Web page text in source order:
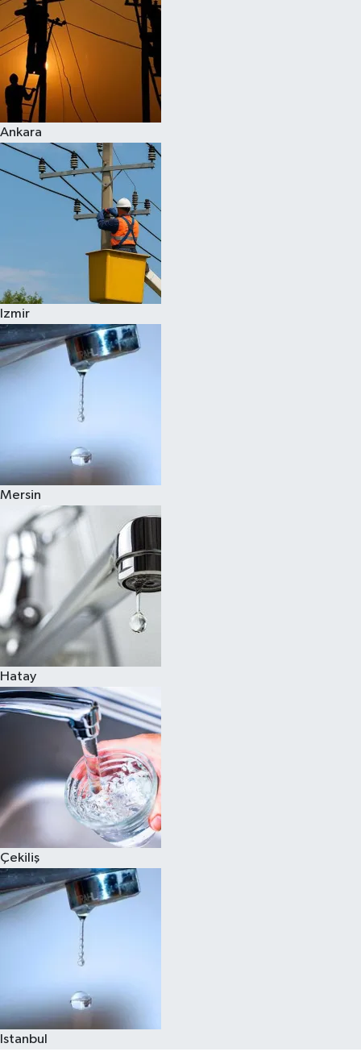
Ankara
Izmir
Mersin
Hatay
Çekiliş
Istanbul